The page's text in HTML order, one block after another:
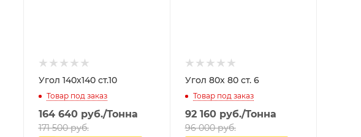
Угол 140х140 ст.10
Товар под заказ
164 640руб./Тонна
171 500руб.
Угол 80х 80 ст. 6
Товар под заказ
92 160руб./Тонна
96 000руб.